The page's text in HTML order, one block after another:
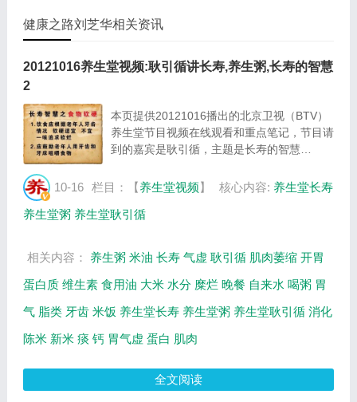
健康之路刘芝华相关资讯
20121016养生堂视频:耿引循讲长寿,养生粥,长寿的智慧
2
本页提供20121016播出的北京卫视（BTV）
养生堂节目视频在线观看和重点笔记，节目请
到的嘉宾是耿引循，主题是长寿的智慧
供视频全集的在线观看和主要内容介绍（节目
10-16 栏目：【养生堂视频】 核心内容: 养生堂长寿
养生堂粥 养生堂耿引循
相关内容： 养生粥 米油 长寿 气虚 耿引循 肌肉萎缩 开胃
蛋白质 维生素 食用油 大米 水分 糜烂 晚餐 自来水 喝粥 胃
气 脂类 牙齿 米饭 养生堂长寿 养生堂粥 养生堂耿引循 消化
陈米 新米 痰 钙 胃气虚 蛋白 肌肉
全文阅读